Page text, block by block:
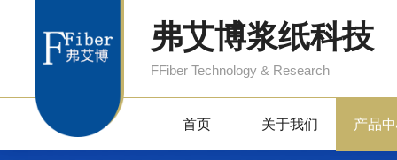
弗艾博浆纸科技
FFiber Technology & Research
首页 关于我们 产品